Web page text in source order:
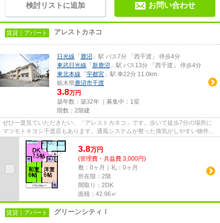
検討リストに追加 お問い合わせ
賃貸｜アパート アレストカネコ
日光線 「 鹿沼 」駅 バス7分 「西千渡」 停歩4分
東武日光線 「 新鹿沼 」駅 バス13分 「西千渡」 停歩4分
東北本線 「 宇都宮 」駅 車22分 11.0km
栃木県鹿沼市千渡
3.8万円
築年数：築32年 ｜募集中： 1室
階数：2階建
ぜひ一度見ていただきたい、「アレストカネコ」です。歩いて徒歩7分の場所に
マツモトキヨシ千渡店もあります。通風システムが整った換気がしやすい物件で
す。最上階の物件です。かぬま...
3.8万円
(管理費・共益費 3,000円)
敷：0ヶ月｜礼：0ヶ月
所在階：2階
間取り：2DK
面積：42.96㎡
賃貸｜アパート グリーンシティⅠ